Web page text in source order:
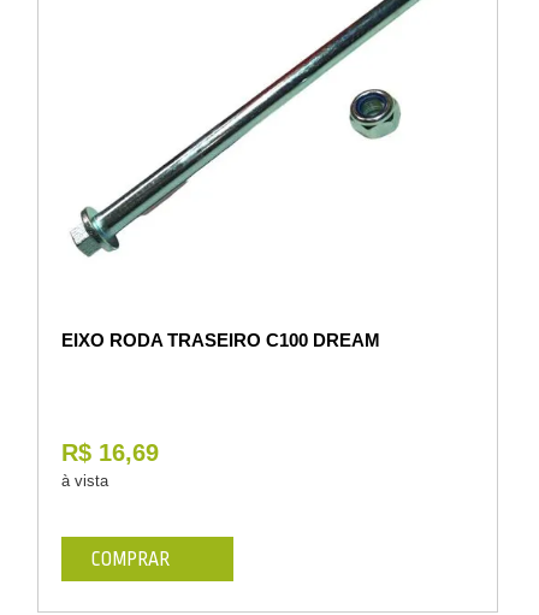
EIXO RODA TRASEIRO C100 DREAM
R$ 16,69
à vista
COMPRAR